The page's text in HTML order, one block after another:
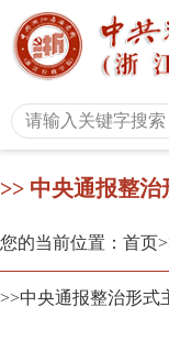
>> 中央通报整
您的当前位置：首页
>>中央通报整治形式